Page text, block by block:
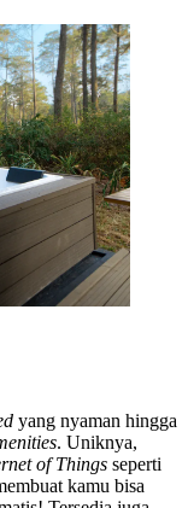
yang nyaman hingga
. Uniknya,
of Things seperti
kamu bisa